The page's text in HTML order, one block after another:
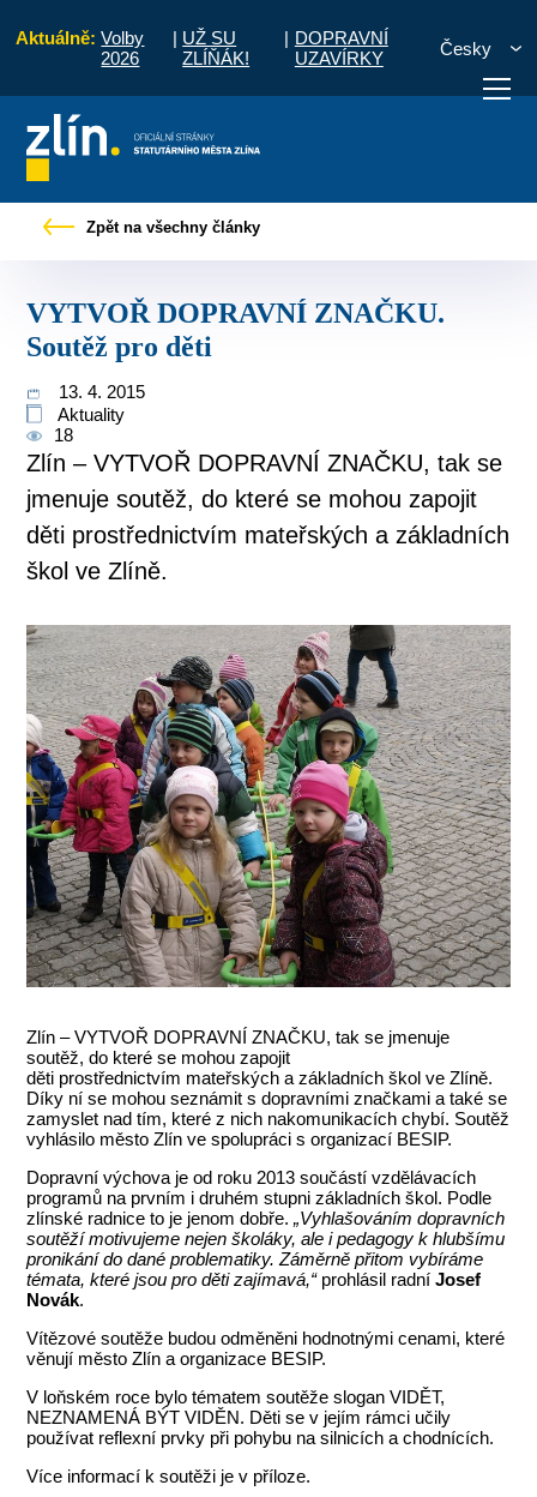
Aktuálně: Volby
2026
| UŽ SU
ZLÍŇÁK!
| DOPRAVNÍ
UZAVÍRKY
Česky
vyřídit Potřebuji zaplatit
Zpět na všechny články
VYTVOŘ DOPRAVNÍ ZNAČKU.
Soutěž pro děti
13. 4. 2015
Aktuality
18
Zlín – VYTVOŘ DOPRAVNÍ ZNAČKU, tak se
jmenuje soutěž, do které se mohou zapojit
děti prostřednictvím mateřských a základních
škol ve Zlíně.
Zlín – VYTVOŘ DOPRAVNÍ ZNAČKU, tak se jmenuje
soutěž, do které se mohou zapojit
děti prostřednictvím mateřských a základních škol ve Zlíně.
Díky ní se mohou seznámit s dopravními značkami a také se
zamyslet nad tím, které z nich nakomunikacích chybí. Soutěž
vyhlásilo město Zlín ve spolupráci s organizací BESIP.
Dopravní výchova je od roku 2013 součástí vzdělávacích
programů na prvním i druhém stupni základních škol. Podle
zlínské radnice to je jenom dobře.„Vyhlašováním dopravních
soutěží motivujeme nejen školáky, ale i pedagogy k hlubšímu
pronikání do dané problematiky. Záměrně přitom vybíráme
témata, které jsou pro děti zajímavá,“prohlásil radníJosef
Novák.
Vítězové soutěže budou odměněni hodnotnými cenami, které
věnují město Zlín a organizace BESIP.
V loňském roce bylo tématem soutěže slogan VIDĚT,
NEZNAMENÁ BÝT VIDĚN. Děti se v jejím rámci učily
používat reflexní prvky při pohybu na silnicích a chodnících.
Více informací k soutěži je v příloze.